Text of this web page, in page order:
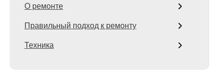
О ремонте
Правильный подход к ремонту
Техника